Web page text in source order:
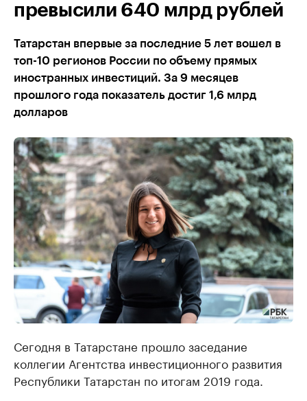
превысили 640 млрд рублей
Татарстан впервые за последние 5 лет вошел в
топ-10 регионов России по объему прямых
иностранных инвестиций. За 9 месяцев
прошлого года показатель достиг 1,6 млрд
долларов
Сегодня в Татарстане прошло заседание
коллегии Агентства инвестиционного развития
Республики Татарстан по итогам 2019 года.